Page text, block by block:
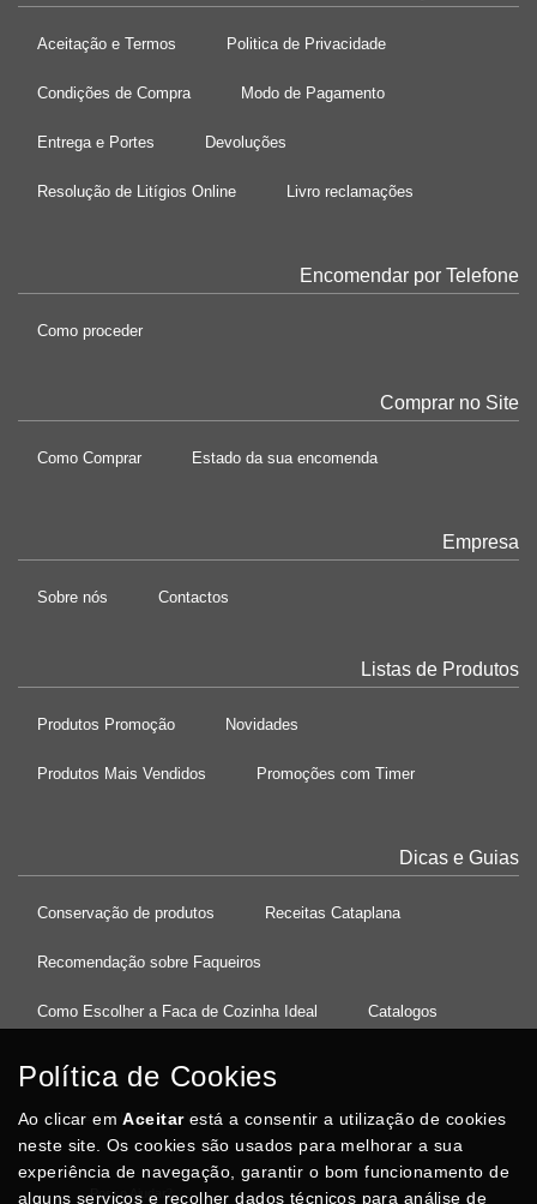
Aceitação e Termos Politica de Privacidade
Condições de Compra Modo de Pagamento
Entrega e Portes Devoluções
Resolução de Litígios Online Livro reclamações
Encomendar por Telefone
Como proceder
Comprar no Site
Como Comprar Estado da sua encomenda
Empresa
Sobre nós Contactos
Listas de Produtos
Produtos Promoção Novidades
Produtos Mais Vendidos Promoções com Timer
Dicas e Guias
Conservação de produtos Receitas Cataplana
Recomendação sobre Faqueiros
Como Escolher a Faca de Cozinha Ideal Catalogos
37°08'27.5"N 8°32'13.9"W
Posso Ajudar?
Política de Cookies
Ao clicar emAceitarestá a consentir a utilização de cookies
neste site. Os cookies são usados para melhorar a sua
experiência de navegação, garantir o bom funcionamento de
alguns serviços e recolher dados técnicos para análise de